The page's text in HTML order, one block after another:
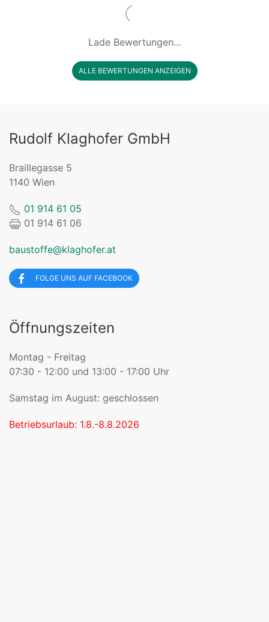
Lade Bewertungen...
ALLE BEWERTUNGEN ANZEIGEN
Rudolf Klaghofer GmbH
Braillegasse 5
1140 Wien
01 914 61 05
01 914 61 06
baustoffe@klaghofer.at
FOLGE UNS AUF FACEBOOK
Öffnungszeiten
Montag - Freitag
07:30 - 12:00 und 13:00 - 17:00 Uhr
Samstag im August: geschlossen
Betriebsurlaub: 1.8.-8.8.2026